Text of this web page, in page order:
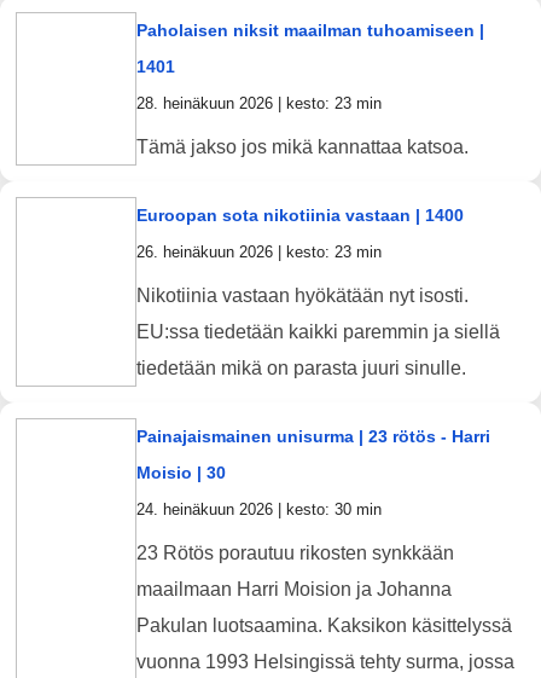
Paholaisen niksit maailman tuhoamiseen |
1401
28. heinäkuun 2026 | kesto: 23 min
Tämä jakso jos mikä kannattaa katsoa.
Euroopan sota nikotiinia vastaan | 1400
26. heinäkuun 2026 | kesto: 23 min
Nikotiinia vastaan hyökätään nyt isosti.
EU:ssa tiedetään kaikki paremmin ja siellä
tiedetään mikä on parasta juuri sinulle.
Painajaismainen unisurma | 23 rötös - Harri
Moisio | 30
24. heinäkuun 2026 | kesto: 30 min
23 Rötös porautuu rikosten synkkään
maailmaan Harri Moision ja Johanna
Pakulan luotsaamina. Kaksikon käsittelyssä
vuonna 1993 Helsingissä tehty surma, jossa